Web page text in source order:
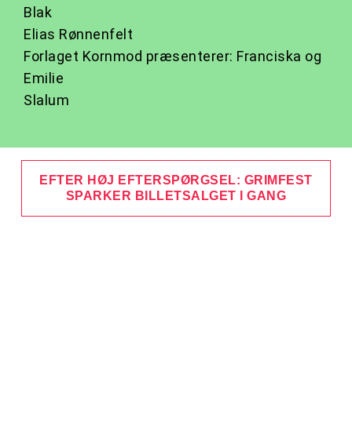
Blak
Elias Rønnenfelt
Forlaget Kornmod præsenterer: Franciska og
Emilie
Slalum
EFTER HØJ EFTERSPØRGSEL: GRIMFEST
SPARKER BILLETSALGET I GANG